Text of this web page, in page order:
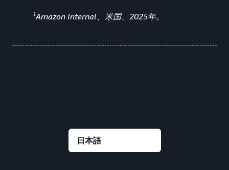
1Amazon Internal、米国、2025年。